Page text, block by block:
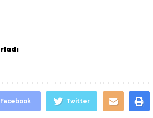
Facebook Twitter